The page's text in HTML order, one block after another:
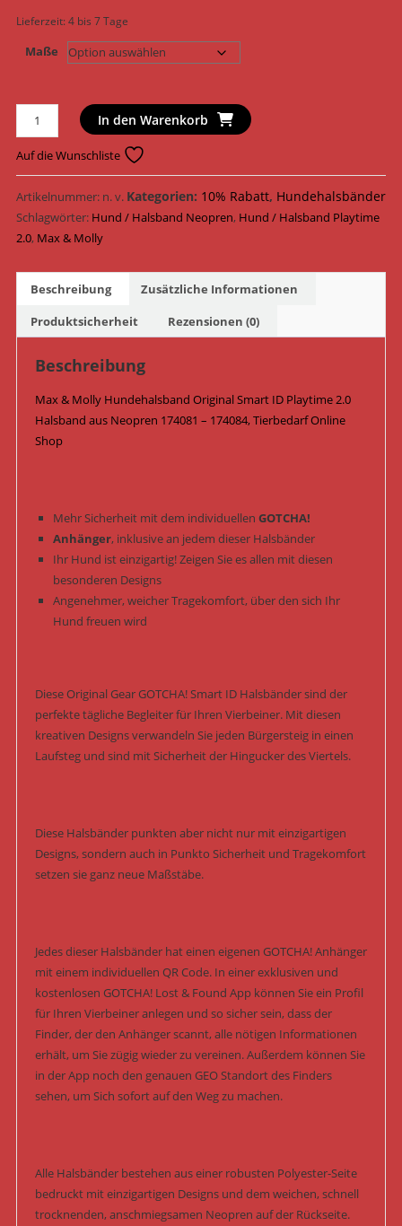
Lieferzeit:4 bis 7 Tage
Maße
Max
&
Molly
Hundehalsband
Original
Smart
ID
Neopren
174081
174084
Menge
In den Warenkorb
Auf die Wunschliste
Artikelnummer: n. v. Kategorien: 10% Rabatt, Hundehalsbänder
Schlagwörter: Hund / Halsband Neopren, Hund / Halsband Playtime
2.0, Max & Molly
Beschreibung
Zusätzliche Informationen
Produktsicherheit
Rezensionen (0)
Beschreibung
Max & Molly Hundehalsband Original Smart ID Playtime 2.0
Halsband aus Neopren 174081 – 174084, Tierbedarf Online
Shop
Mehr Sicherheit mit dem individuellen GOTCHA!
Anhänger, inklusive an jedem dieser Halsbänder
Ihr Hund ist einzigartig! Zeigen Sie es allen mit diesen
besonderen Designs
Angenehmer, weicher Tragekomfort, über den sich Ihr
Hund freuen wird
Diese Original Gear GOTCHA! Smart ID Halsbänder sind der
perfekte tägliche Begleiter für Ihren Vierbeiner. Mit diesen
kreativen Designs verwandeln Sie jeden Bürgersteig in einen
Laufsteg und sind mit Sicherheit der Hingucker des Viertels.
Diese Halsbänder punkten aber nicht nur mit einzigartigen
Designs, sondern auch in Punkto Sicherheit und Tragekomfort
setzen sie ganz neue Maßstäbe.
Jedes dieser Halsbänder hat einen eigenen GOTCHA! Anhänger
mit einem individuellen QR Code. In einer exklusiven und
kostenlosen GOTCHA! Lost & Found App können Sie ein Profil
für Ihren Vierbeiner anlegen und so sicher sein, dass der
Finder, der den Anhänger scannt, alle nötigen Informationen
erhält, um Sie zügig wieder zu vereinen. Außerdem können Sie
in der App noch den genauen GEO Standort des Finders
sehen, um Sich sofort auf den Weg zu machen.
Alle Halsbänder bestehen aus einer robusten Polyester-Seite
bedruckt mit einzigartigen Designs und dem weichen, schnell
trocknenden, anschmiegsamen Neopren auf der Rückseite.